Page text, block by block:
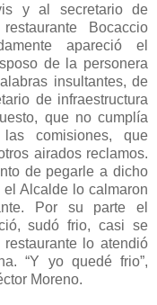
y al secretario de
Bocaccio
apareció el
de la personera
insultantes, de
de infraestructura
que no cumplía
comisiones, que
airados reclamos.
de pegarle a dicho
Alcalde lo calmaron
Por su parte el
sudó frio, casi se
lo atendió
“Y yo quedé frio”,
Moreno.